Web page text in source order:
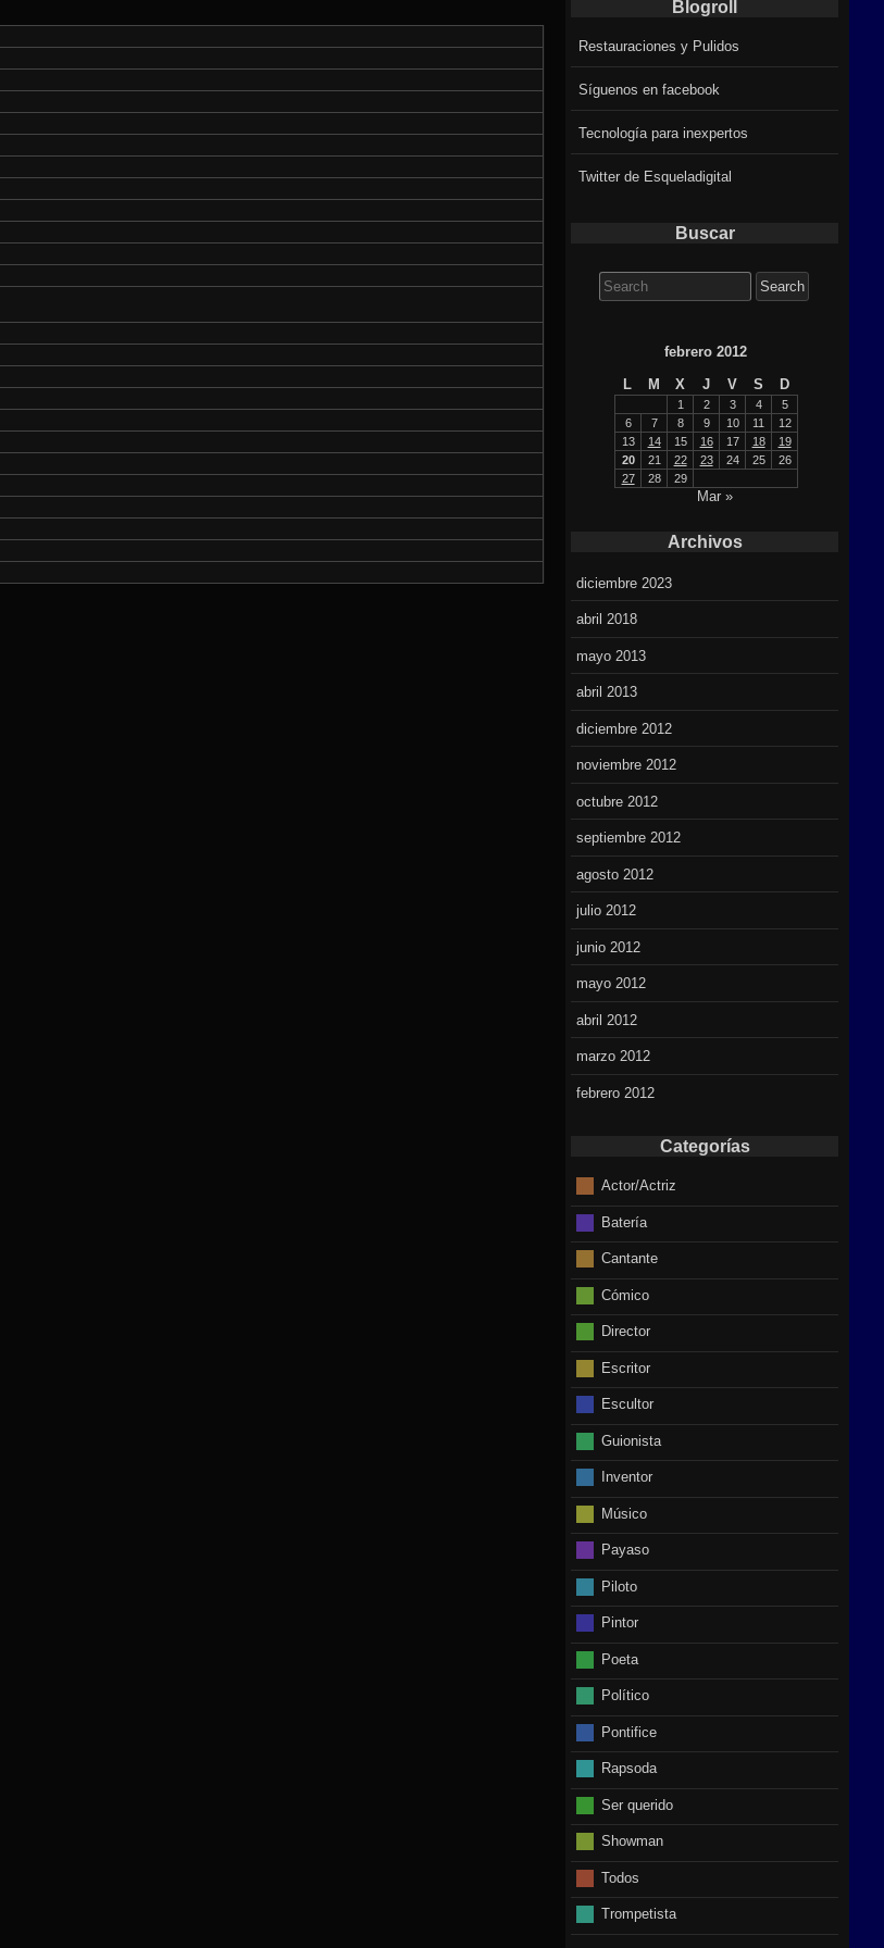
Blogroll
Restauraciones y Pulidos
Síguenos en facebook
Tecnología para inexpertos
Twitter de Esqueladigital
Buscar
for:
febrero 2012
L
M X J V S D
1 2 3 4
5
6
7 8 9 10 11
12
13
14 15 16 17 18
19
20
21 22 23 24 25
26
27
28 29
Mar »
Archivos
diciembre 2023
abril 2018
mayo 2013
abril 2013
diciembre 2012
noviembre 2012
octubre 2012
septiembre 2012
agosto 2012
julio 2012
junio 2012
mayo 2012
abril 2012
marzo 2012
febrero 2012
Categorías
Actor/Actriz
Batería
Cantante
Cómico
Director
Escritor
Escultor
Guionista
Inventor
Músico
Payaso
Piloto
Pintor
Poeta
Político
Pontifice
Rapsoda
Ser querido
Showman
Todos
Trompetista